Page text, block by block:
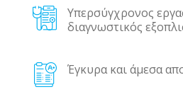
Υπερσύγχρονος
διαγνωστικός
Έγκυρα και άμεσα